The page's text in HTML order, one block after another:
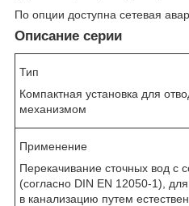
По опции доступна сетевая
Описание серии
Тип
Компактная установка для
механизмом
Применение
Перекачивание сточных вод с
(согласно DIN EN 12050-1),
в канализацию путем